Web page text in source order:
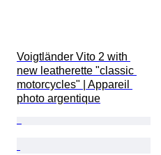
Voigtländer Vito 2 with
new leatherette "classic
motorcycles" | Appareil
photo argentique